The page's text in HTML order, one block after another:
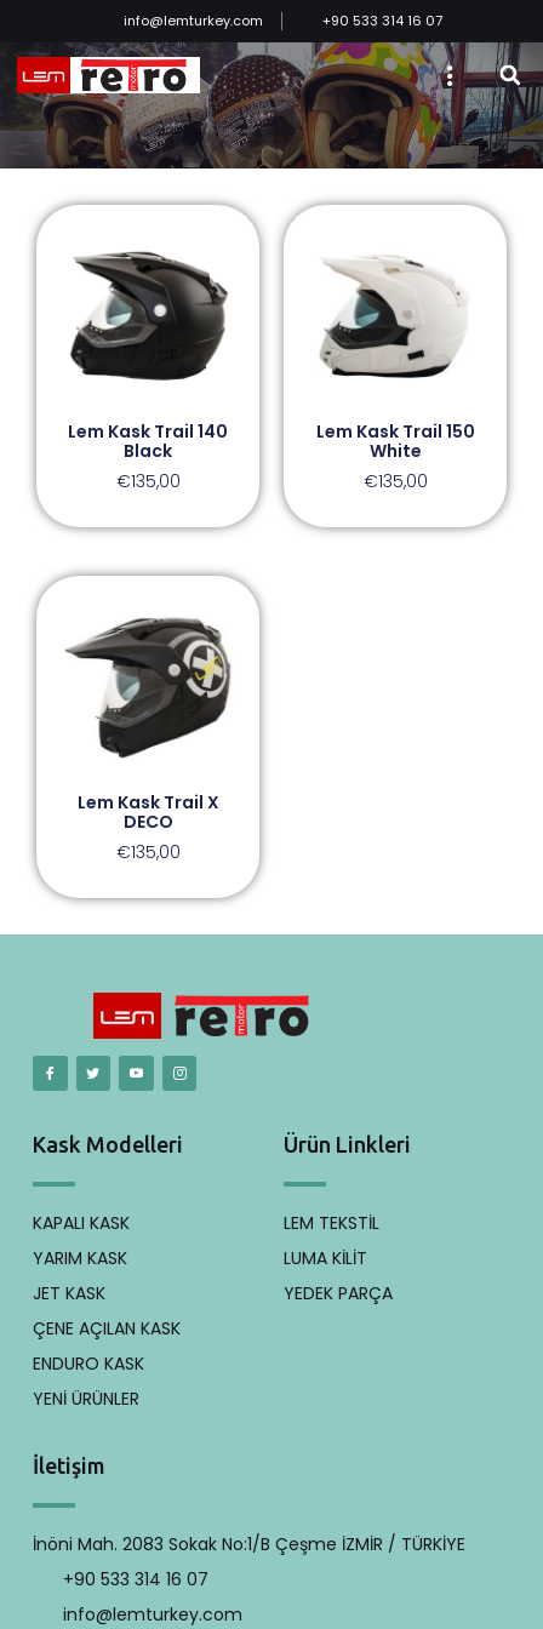
info@lemturkey.com +90 533 314 16 07
Lem Kask Trail 140
Black
€135,00
Lem Kask Trail 150
White
€135,00
Lem Kask Trail X
DECO
€135,00
Kask Modelleri
KAPALI KASK
YARIM KASK
JET KASK
ÇENE AÇILAN KASK
ENDURO KASK
YENİ ÜRÜNLER
Ürün Linkleri
LEM TEKSTİL
LUMA KİLİT
YEDEK PARÇA
İletişim
İnöni Mah. 2083 Sokak No:1/B Çeşme İZMİR / TÜRKİYE
+90 533 314 16 07
info@lemturkey.com